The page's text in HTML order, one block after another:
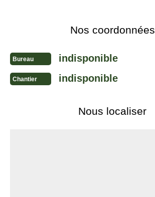
Nos coordonnées
Bureau indisponible
Chantier indisponible
Nous localiser